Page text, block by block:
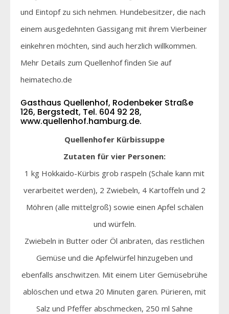
und Eintopf zu sich nehmen. Hundebesitzer, die nach
einem ausgedehnten Gassigang mit ihrem Vierbeiner
einkehren möchten, sind auch herzlich willkommen.
Mehr Details zum Quellenhof finden Sie auf
heimatecho.de
Gasthaus Quellenhof, Rodenbeker Straße
126, Bergstedt, Tel. 604 92 28,
www.quellenhof.hamburg.de.
Quellenhofer Kürbissuppe
Zutaten für vier Personen:
1 kg Hokkaido-Kürbis grob raspeln (Schale kann mit
verarbeitet werden), 2 Zwiebeln, 4 Kartoffeln und 2
Möhren (alle mittelgroß) sowie einen Apfel schälen
und würfeln.
Zwiebeln in Butter oder Öl anbraten, das restlichen
Gemüse und die Apfelwürfel hinzugeben und
ebenfalls anschwitzen. Mit einem Liter Gemüsebrühe
ablöschen und etwa 20 Minuten garen. Pürieren, mit
Salz und Pfeffer abschmecken, 250 ml Sahne